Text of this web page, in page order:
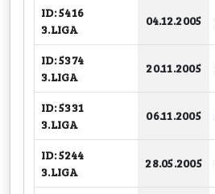
ID: 5416
3.LIGA
04.12.2005
ID: 5374
3.LIGA
20.11.2005
ID: 5331
3.LIGA
06.11.2005
ID: 5244
3.LIGA
28.05.2005